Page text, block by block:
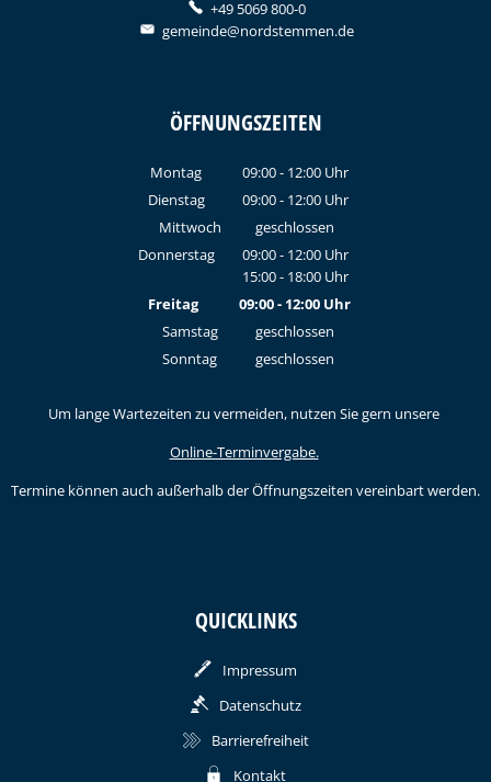
+49 5069 800-0
gemeinde@nordstemmen.de
ÖFFNUNGSZEITEN
Montag 09:00- 12:00Uhr
Von 09:00 bis 12:00 Uhr
Dienstag 09:00- 12:00Uhr
Von 09:00 bis 12:00 Uhr
Mittwoch
geschlossen
Donnerstag
09:00- 12:00Uhr
Von 09:00 bis 12:00 Uhr
15:00- 18:00Uhr
Von 15:00 bis 18:00 Uhr
Freitag 09:00- 12:00 Uhr
Von 09:00 bis 12:00 Uhr
Samstag
geschlossen
Sonntag
geschlossen
Um lange Wartezeiten zu vermeiden, nutzen Sie gern unsere
Online-Terminvergabe.
Termine können auch außerhalb der Öffnungszeiten vereinbart werden.
QUICKLINKS
Impressum
Datenschutz
Barrierefreiheit
Kontakt